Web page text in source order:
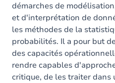
démarches de
et d'interprétation de
les méthodes de la
probabilités. Il a pour but
des capacités
rendre capables
critique, de les traiter